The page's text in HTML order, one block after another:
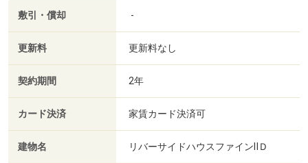
敷引・償却 -
更新料 更新料なし
契約期間 2年
カード決済 家賃カード決済可
建物名 リバーサイドハウスファインⅡＤ